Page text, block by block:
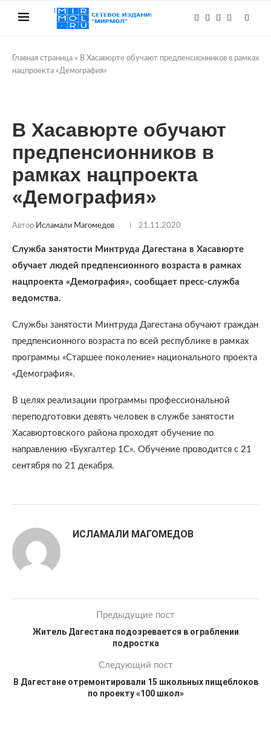
Главная страница » В Хасавюрте обучают предпенсионников в рамках
нацпроекта «Демография»
В Хасавюрте обучают
предпенсионников в
рамках нацпроекта
«Демография»
Автор Исламали Магомедов 21.11.2020
Служба занятости Минтруда Дагестана в Хасавюрте
обучает людей предпенсионного возраста в рамках
нацпроекта «Демография», сообщает пресс-служба
ведомства.
Службы занятости Минтруда Дагестана обучают граждан
предпенсионного возраста по всей республике в рамках
программы «Старшее поколение» национального проекта
«Демография».
В целях реализации программы профессиональной
переподготовки девять человек в службе занятости
Хасавюртовского района проходят обучение по
направлению «Бухгалтер 1С». Обучение проводится с 21
сентября по 21 декабря.
ИСЛАМАЛИ МАГОМЕДОВ
Предыдущие пост
Житель Дагестана подозревается в ограблении
подростка
Следующий пост
В Дагестане отремонтировали 15 школьных пищеблоков
по проекту «100 школ»